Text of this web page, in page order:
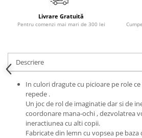
Biografii, Memorii, Jurnale
Carti pentru Adolescenti, Young
Adult
Crime, Thriller, Mistery
Literatura Romana
Literatura Universala
Poezie
Livrare Gratuită
Pentru comenzi mai mari de 300 lei
Descriere
In culori dragute cu picioare pe role
repede .
Un joc de rol de imaginatie dar si de
coordonare mana-ochi , dezvolatrea
ineractiunea cu alti copii.
Fabricate din lemn cu vopsea pe baza